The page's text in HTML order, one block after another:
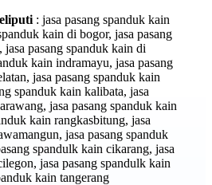
: jasa pasang spanduk kain
kain di bogor, jasa pasang
pasang spanduk kain di
kain indramayu, jasa pasang
jasa pasang spanduk kain
spanduk kain kalibata, jasa
jasa pasang spanduk kain
kain rangkasbitung, jasa
jasa pasang spanduk
spandulk kain cikarang, jasa
jasa pasang spandulk kain
kain tangerang